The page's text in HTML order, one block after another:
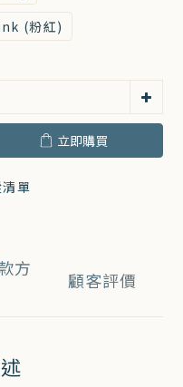
(粉紅)
立即購買
單
方
顧客評價